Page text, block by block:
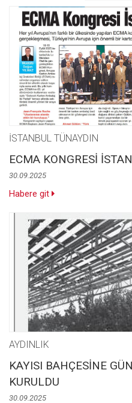
İSTANBUL TÜNAYDIN
ECMA KONGRESİ
30.09.2025
Habere git
AYDINLIK
KAYISI BAHÇESİNE
KURULDU
30.09.2025